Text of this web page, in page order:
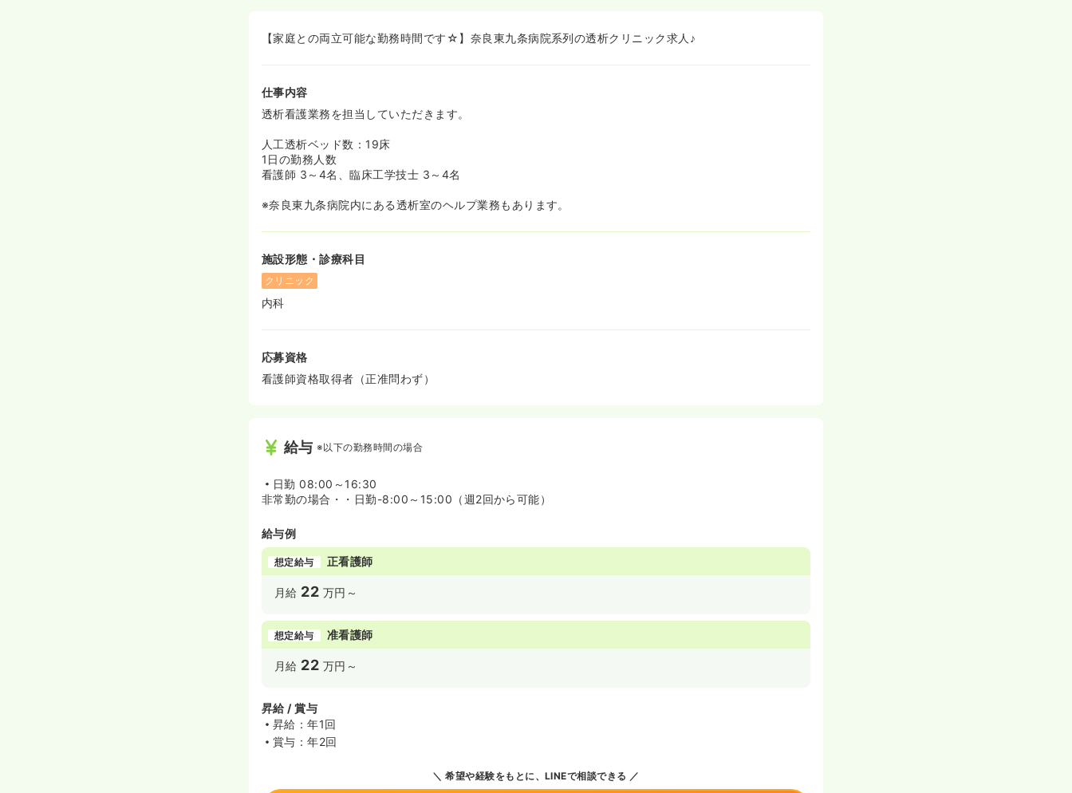
【家庭との両立可能な勤務時間です☆】奈良東九条病院系列の透析クリニック求人♪
仕事内容
透析看護業務を担当していただきます。
人工透析ベッド数：19床
1日の勤務人数
看護師 3～4名、臨床工学技士 3～4名
※奈良東九条病院内にある透析室のヘルプ業務もあります。
施設形態・診療科目
クリニック
内科
応募資格
看護師資格取得者（正准問わず）
給与 ※以下の勤務時間の場合
日勤 08:00～16:30
非常勤の場合・・日勤-8:00～15:00（週2回から可能）
給与例
想定給与 正看護師
月給 22 万円～
想定給与 准看護師
月給 22 万円～
昇給 / 賞与
昇給：年1回
賞与：年2回
希望や経験をもとに、LINEで相談できる